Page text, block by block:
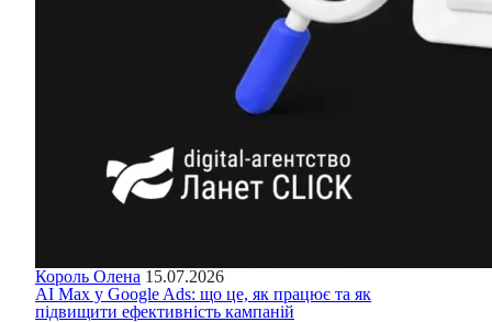
Король Олена 15.07.2026
AI Max у Google Ads: що це, як працює та як
підвищити ефективність кампаній